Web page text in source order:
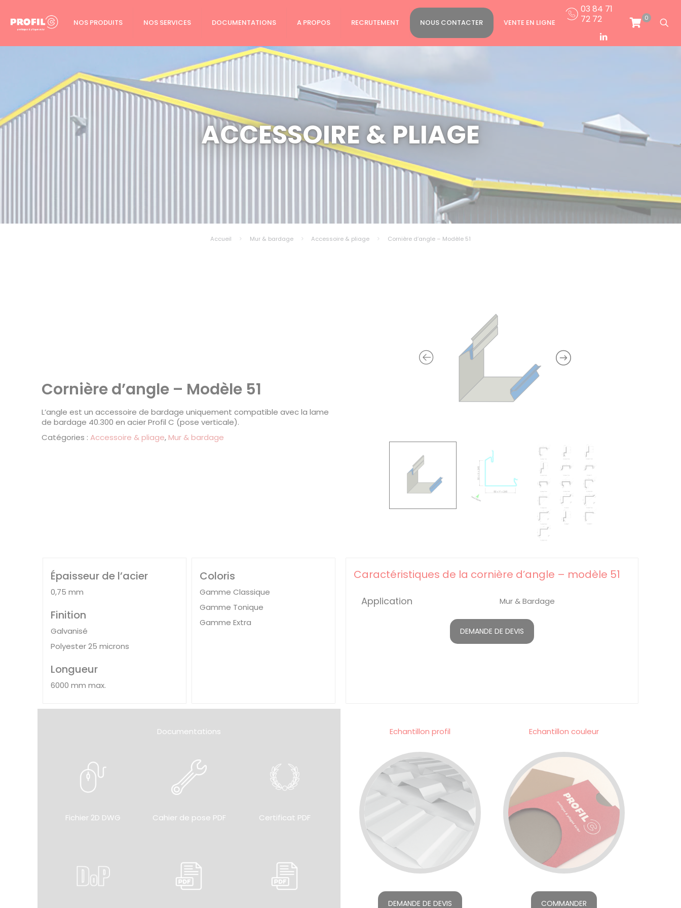
NOS PRODUITS NOS SERVICES DOCUMENTATIONS A PROPOS RECRUTEMENT NOUS CONTACTER VENTE EN LIGNE
03 84 71
72 72
0
ACCESSOIRE & PLIAGE
Accueil Mur & bardage Accessoire & pliage Cornière d’angle – Modèle 51
Cornière d’angle – Modèle 51
L’angle est un accessoire de bardage uniquement compatible avec la lame
de bardage 40.300 en acier Profil C (pose verticale).
Catégories : Accessoire & pliage,Mur & bardage
Épaisseur de l’acier
0,75 mm
Finition
Galvanisé
Polyester 25 microns
Longueur
6000 mm max.
Coloris
Gamme Classique
Gamme Tonique
Gamme Extra
Caractéristiques de la cornière d’angle – modèle 51
Application Mur & Bardage
DEMANDE DE DEVIS
Documentations
Fichier 2D DWG Cahier de pose PDF Certificat PDF
Echantillon profil
DEMANDE DE DEVIS
Echantillon couleur
COMMANDER